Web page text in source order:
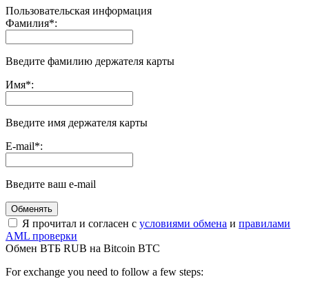
Пользовательская информация
Фамилия*:
Введите фамилию держателя карты
Имя*:
Введите имя держателя карты
E-mail*:
Введите ваш e-mail
Я прочитал и согласен с условиями обмена и правилами
AML проверки
Обмен ВТБ RUB на Bitcoin BTC
For exchange you need to follow a few steps: